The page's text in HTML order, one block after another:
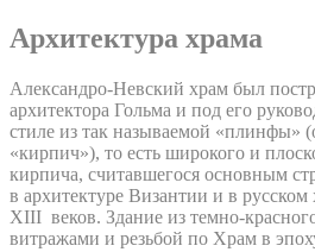
Архитектура храма
Александро-Невский храм был
архитектора Гольма и под его
стиле из так называемой «плинфы»
«кирпич»), то есть широкого и
кирпича, считавшегося основным
в архитектуре Византии и в
XIII веков. Здание из темно-
витражами и резьбой по Храм в